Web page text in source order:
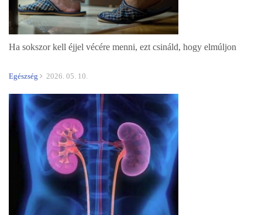
Ha sokszor kell éjjel vécére menni, ezt csináld, hogy elmúljon
Egészség 2026. 05. 10.